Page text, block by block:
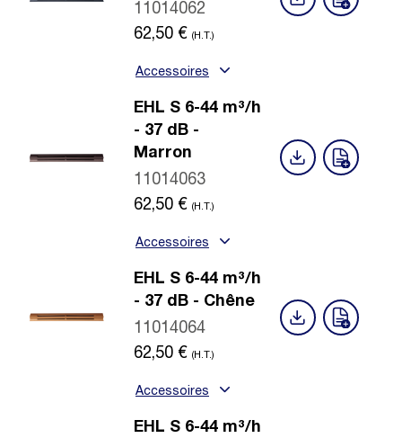
11014062
62,50 € (H.T.)
Accessoires
EHL S 6-44 m³/h
- 37 dB -
Marron
11014063
62,50 € (H.T.)
Accessoires
EHL S 6-44 m³/h
- 37 dB - Chêne
11014064
62,50 € (H.T.)
Accessoires
EHL S 6-44 m³/h